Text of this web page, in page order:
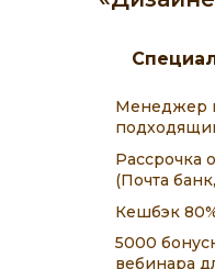
Менеджер
Рассрочка
(Почта
Кешбэк
5000
вебинара